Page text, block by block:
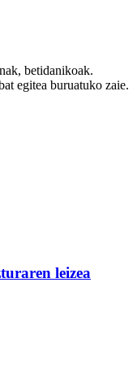
betidanikoak.
egitea buruatuko zaie.
leizea